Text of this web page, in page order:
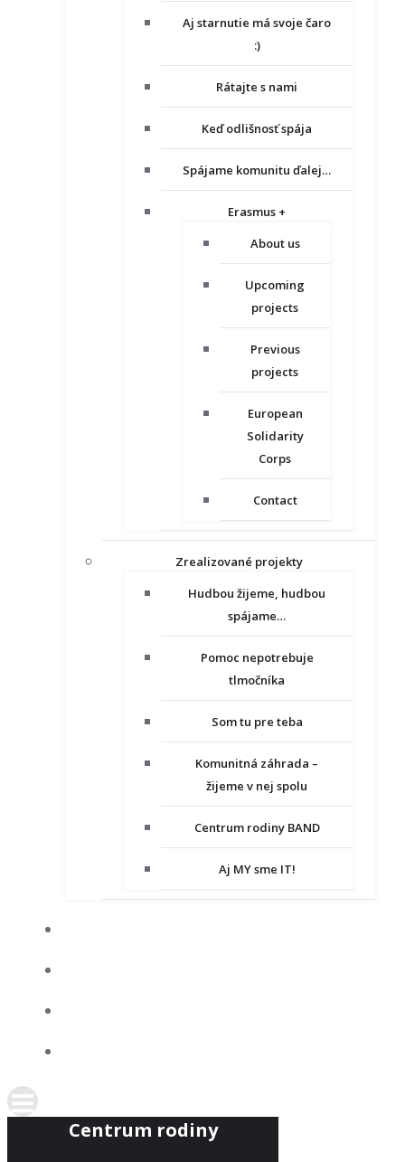
Aj starnutie má svoje čaro
:)
Rátajte s nami
Keď odlišnosť spája
Spájame komunitu ďalej…
Erasmus +
About us
Upcoming
projects
Previous
projects
European
Solidarity
Corps
Contact
Zrealizované projekty
Hudbou žijeme, hudbou
spájame…
Pomoc nepotrebuje
tlmočníka
Som tu pre teba
Komunitná záhrada –
žijeme v nej spolu
Centrum rodiny BAND
Aj MY sme IT!
Centrum rodiny